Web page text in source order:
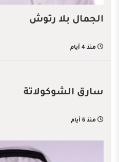
الجمال بلا رتوش
منذ 4 أيام
سارق الشوكولاتة
منذ 6 أيام